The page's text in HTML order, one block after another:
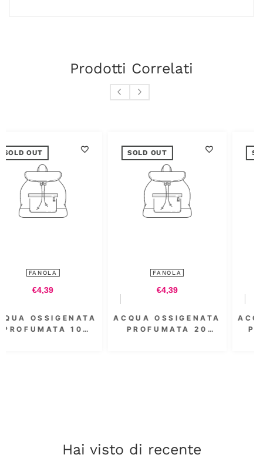
Prodotti Correlati
SOLD OUT
ACQUA OSSIGENATA
PROFUMATA 20
SOLD OUT
ACQUA
PROFUMATA 3.5
Hai visto di recente